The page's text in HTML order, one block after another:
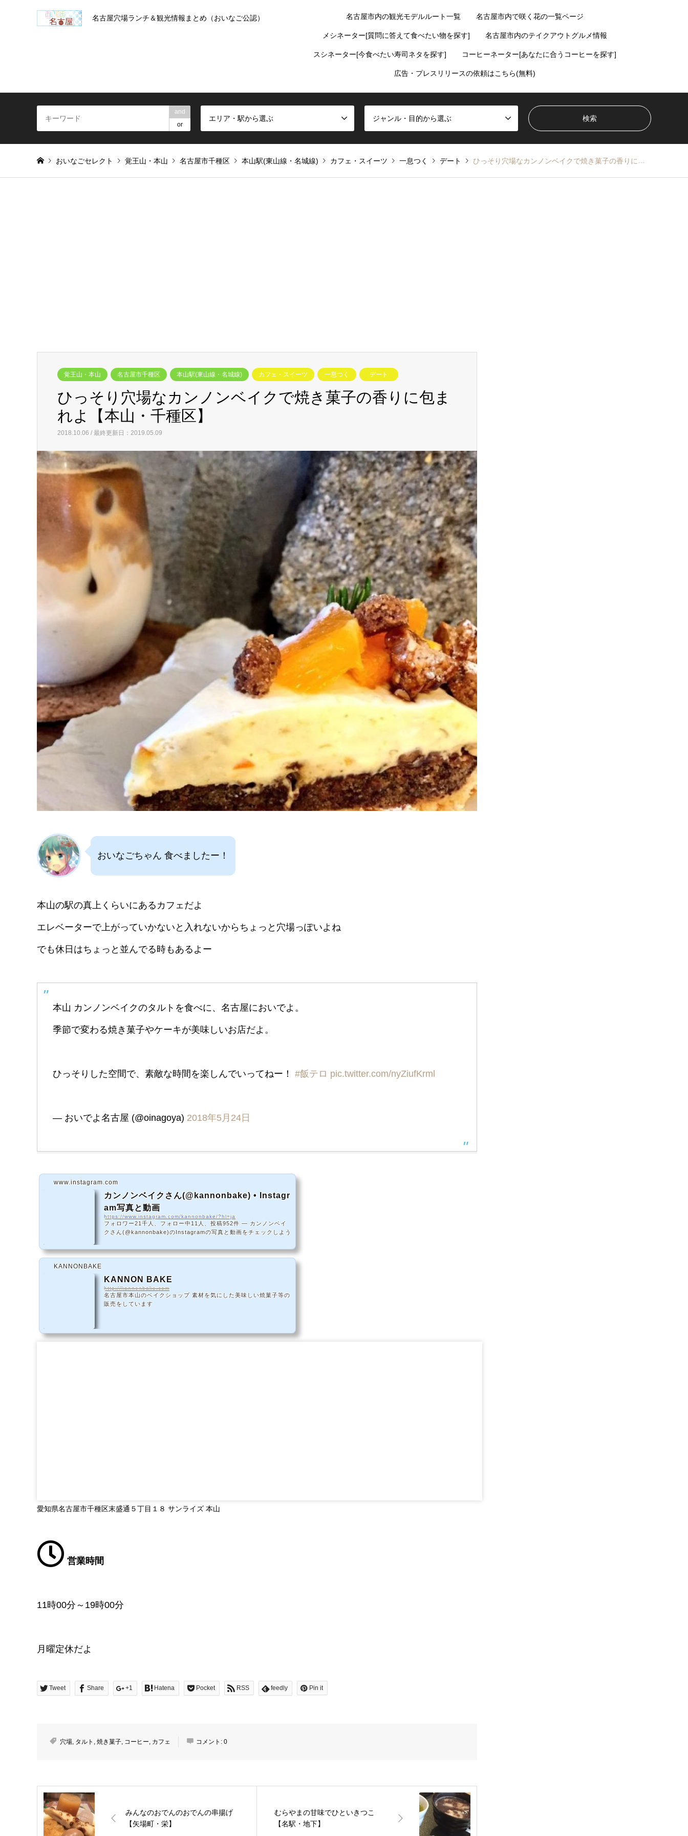
名古屋穴場ランチ＆観光情報まとめ（おいなご公認） 名古屋市内の観光モデルルート一覧 名古屋市内で咲く花の一覧ページ
メシネーター[質問に答えて食べたい物を探す] 名古屋市内のテイクアウトグルメ情報
スシネーター[今食べたい寿司ネタを探す] コーヒーネーター[あなたに合うコーヒーを探す]
広告・プレスリリースの依頼はこちら(無料)
and
or
エリア・駅から選ぶ ジャンル・目的から選ぶ
おいなごセレクト 覚王山・本山 名古屋市千種区 本山駅(東山線・名城線) カフェ・スイーツ 一息つく デート ひっそり穴場なカンノンベイクで焼き菓子の香りに包まれよ【本山・千種区】
覚王山・本山 名古屋市千種区 本山駅(東山線・名城線) カフェ・スイーツ 一息つく デート
ひっそり穴場なカンノンベイクで焼き菓子の香りに包ま
れよ【本山・千種区】
2018.10.06 / 最終更新日：2019.05.09
おいなごちゃん 食べましたー！
本山の駅の真上くらいにあるカフェだよ
エレベーターで上がっていかないと入れないからちょっと穴場っぽいよね
でも休日はちょっと並んでる時もあるよー
本山 カンノンベイクのタルトを食べに、名古屋においでよ。
季節で変わる焼き菓子やケーキが美味しいお店だよ。
ひっそりした空間で、素敵な時間を楽しんでいってねー！ #飯テロ pic.twitter.com/nyZiufKrml
— おいでよ名古屋 (@oinagoya) 2018年5月24日
www.instagram.com
カンノンベイクさん(@kannonbake) • Instagr
am写真と動画
https://www.instagram.com/kannonbake/?hl=ja
フォロワー21千人、フォロー中11人、投稿952件 ― カンノンベイ
クさん(@kannonbake)のInstagramの写真と動画をチェックしよう
KANNONBAKE
KANNON BAKE
http://kannonbake.com
名古屋市本山のベイクショップ 素材を気にした美味しい焼菓子等の
販売をしています
愛知県名古屋市千種区末盛通５丁目１８ サンライズ 本山
営業時間
11時00分～19時00分
月曜定休だよ
Tweet Share +1 Hatena Pocket RSS feedly Pin it
穴場, タルト , 焼き菓子, コーヒー, カフェ コメント: 0
みんなのおでんのおでんの串揚げ
【矢場町・栄】
むらやまの甘味でひといきつこ
【名駅・地下】